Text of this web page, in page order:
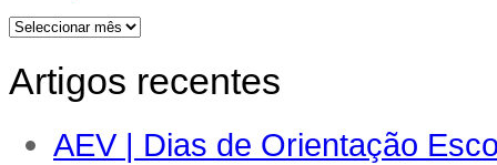
Arquivos
Artigos recentes
AEV | Dias de Orientação